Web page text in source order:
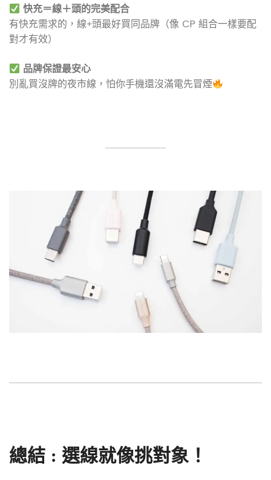
快充＝線＋頭的完美配合
有快充需求的，線+頭最好買同品牌（像 CP 組合一樣要配
對才有效）
品牌保證最安心
別亂買沒牌的夜市線，怕你手機還沒滿電先冒煙
總結 : 選線就像挑對象！